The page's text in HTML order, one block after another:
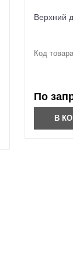
Верхний
Код
По
В